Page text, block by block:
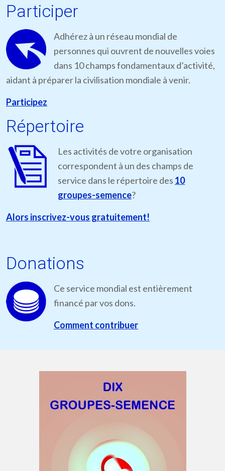
Participer
Adhérez à un réseau mondial de
personnes qui ouvrent de nouvelles voies
dans 10 champs fondamentaux d’activité,
aidant à préparer la civilisation mondiale à venir.
Participez
Répertoire
Les activités de votre organisation
correspondent à un des champs de
service dans le répertoire des 10
groupes-semence?
Alors inscrivez-vous gratuitement!
Donations
Ce service mondial est entièrement
financé par vos dons.
Comment contribuer